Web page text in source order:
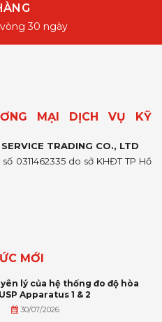
30 ngày
MẠI DỊCH VỤ KỸ
TRADING CO., LTD
0311462335 do sở KHĐT TP Hồ
MỚI
lý của hệ thống đo độ hòa
Apparatus 1 & 2
30/07/2026